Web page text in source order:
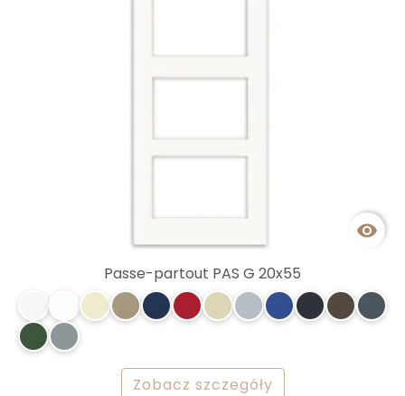

Passe-partout PAS G 20x55
Zobacz szczegóły